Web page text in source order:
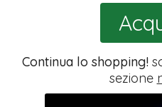
Continua lo shopping!
sezione